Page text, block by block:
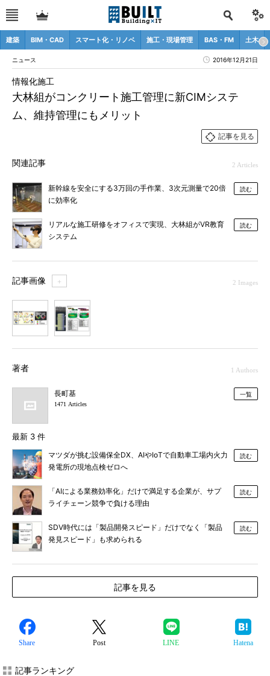
建築 BIM・CAD スマート化・リノベ 施工・現場管理 BAS・FM 土木
ニュース 2016年12月21日
大林組がコンクリート施工管理に新CIMシステ
ム、維持管理にもメリット
情報化施工
記事を見る
関連記事 2 Articles
新幹線を安全にする3万回の手作業、3次元測量で20倍
に効率化
読む
リアルな施工研修をオフィスで実現、大林組がVR教育
システム
読む
記事画像 ＋ 2 Images
著者 1 Authors
長町基
1471 Articles
一覧
最新 3 件
マツダが挑む設備保全DX、AIやIoTで自動車工場内火力
発電所の現地点検ゼロへ
読む
「AIによる業務効率化」だけで満足する企業が、サプ
ライチェーン競争で負ける理由
読む
SDV時代には「製品開発スピード」だけでなく「製品
発見スピード」も求められる
読む
記事を見る
Share Post LINE Hatena
記事ランキング